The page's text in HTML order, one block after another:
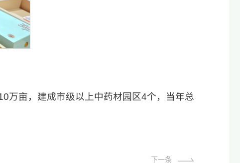
万亩，建成市级以上中药材园区4个，当年总
下一条